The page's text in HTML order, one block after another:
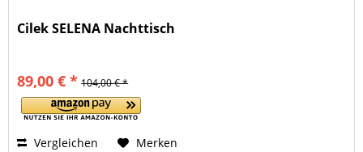
Cilek SELENA Nachttisch
89,00 € * 104,00 € *
Vergleichen Merken